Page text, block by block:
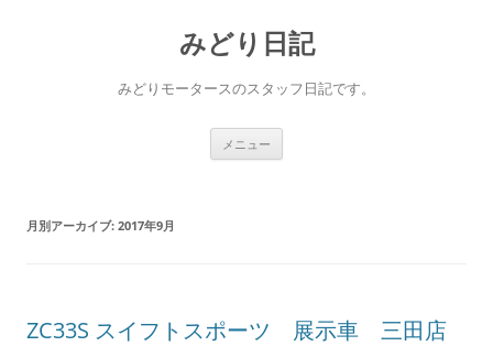
みどり日記
みどりモータースのスタッフ日記です。
メニュー
月別アーカイブ: 2017年9月
ZC33S スイフトスポーツ 展示車 三田店